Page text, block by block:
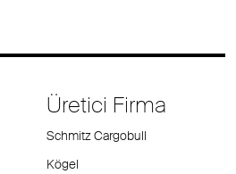
Üretici Firma
Schmitz Cargobull
Kögel